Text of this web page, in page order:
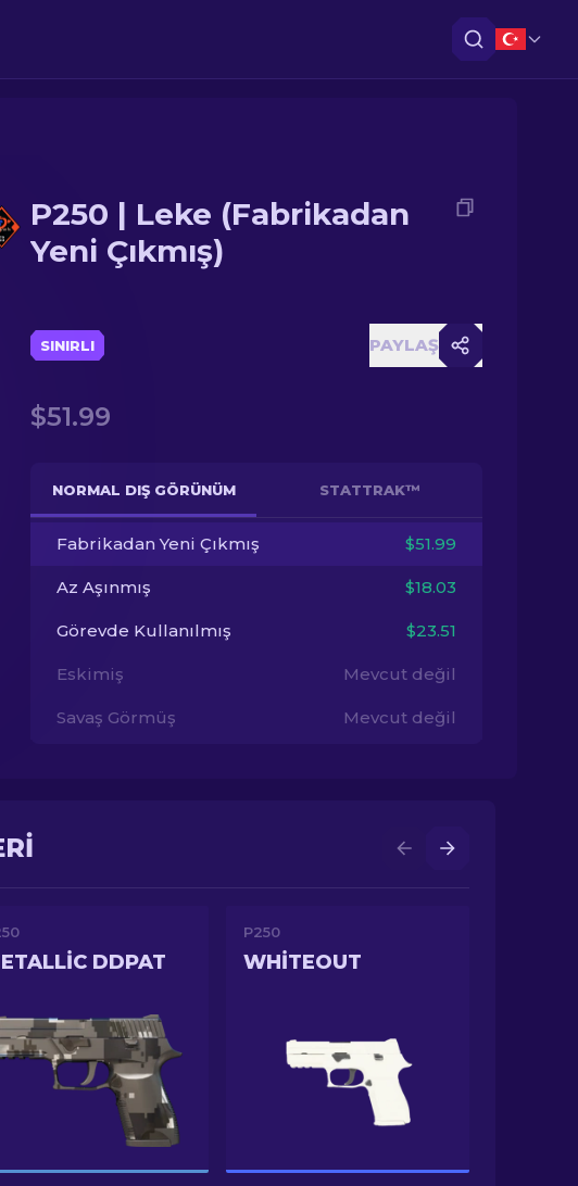
P250 | Leke (Fabrikadan
Yeni Çıkmış)
SINIRLI PAYLAŞ
$51.99
NORMAL DIŞ GÖRÜNÜM STATTRAK™
Fabrikadan Yeni Çıkmış $51.99
Az Aşınmış $18.03
Görevde Kullanılmış $23.51
Eskimiş Mevcut değil
Savaş Görmüş Mevcut değil
DDPAT
P250
WHITEOUT